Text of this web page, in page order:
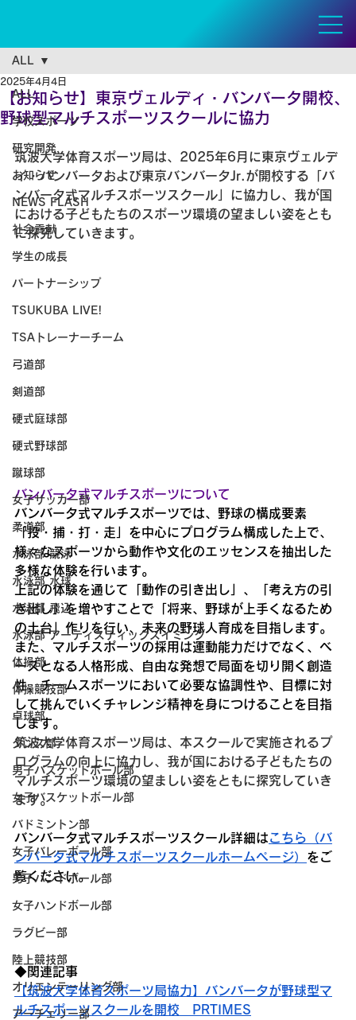
ALL
学校スポーツ
研究開発
お知らせ
NEWS FLASH
社会貢献
学生の成長
パートナーシップ
TSUKUBA LIVE!
TSAトレーナーチーム
弓道部
剣道部
硬式庭球部
硬式野球部
蹴球部
女子サッカー部
柔道部
水泳部 競泳
水泳部 水球
水泳部 飛込
水泳部 アーティスティックスイミング
体操部
体操競技部
卓球部
ダンス部
男子バスケットボール部
女子バスケットボール部
バドミントン部
女子バレーボール部
男子ハンドボール部
女子ハンドボール部
ラグビー部
陸上競技部
オリエンテーリング部
アーチェリー部
ALL
【お知らせ】東京ヴェルディ・バンバータ開校、
野球型マルチスポーツスクールに協力
2025年4月4日
筑波大学体育スポーツ局は、2025年6月に東京ヴェルデ
ィ・バンバータおよび東京バンバータJr.が開校する「バ
ンバータ式マルチスポーツスクール」に協力し、我が国
における子どもたちのスポーツ環境の望ましい姿をとも
に探究していきます。
バンバータ式マルチスポーツについて
バンバータ式マルチスポーツでは、野球の構成要素
「投・捕・打・走」を中心にプログラム構成した上で、
様々なスポーツから動作や文化のエッセンスを抽出した
多様な体験を行います。
上記の体験を通じて「動作の引き出し」、「考え方の引
き出し」を増やすことで「将来、野球が上手くなるため
の土台」作りを行い、未来の野球人育成を目指します。
また、マルチスポーツの採用は運動能力だけでなく、ベ
ースとなる人格形成、自由な発想で局面を切り開く創造
性、チームスポーツにおいて必要な協調性や、目標に対
して挑んでいくチャレンジ精神を身につけることを目指
します。
筑波大学体育スポーツ局は、本スクールで実施されるプ
ログラムの向上に協力し、我が国における子どもたちの
マルチスポーツ環境の望ましい姿をともに探究していき
ます。
バンバータ式マルチスポーツスクール詳細はこちら（バ
ンバータ式マルチスポーツスクールホームページ） をご
覧ください。
◆関連記事
【筑波大学体育スポーツ局協力】バンバータが野球型マ
ルチスポーツスクールを開校　PRTIMES